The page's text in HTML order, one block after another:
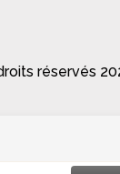
réservés